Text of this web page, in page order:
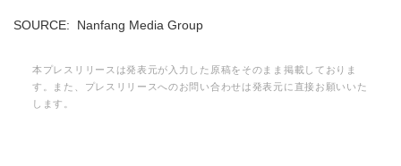
SOURCE: Nanfang Media Group
本プレスリリースは発表元が入力した原稿をそのまま掲載しておりま
す。また、プレスリリースへのお問い合わせは発表元に直接お願いいた
します。